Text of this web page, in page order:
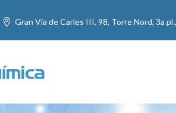
Gran Via de Carles III, 98, Torre Nord, 3a